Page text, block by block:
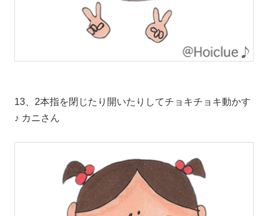
13、2本指を閉じたり開いたりしてチョキチョキ動かす
♪ カニさん